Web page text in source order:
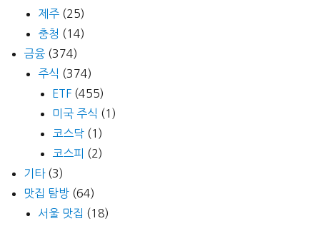
제주 (25)
충청 (14)
금융 (374)
주식 (374)
ETF (455)
미국 주식 (1)
코스닥 (1)
코스피 (2)
기타(3)
맛집 탐방 (64)
서울 맛집 (18)